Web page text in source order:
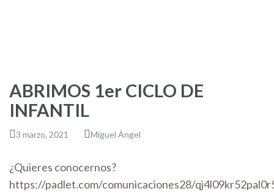
ABRIMOS 1er CICLO DE
INFANTIL
3 marzo, 2021 Miguel Ángel
¿Quieres conocernos?
https://padlet.com/comunicaciones28/